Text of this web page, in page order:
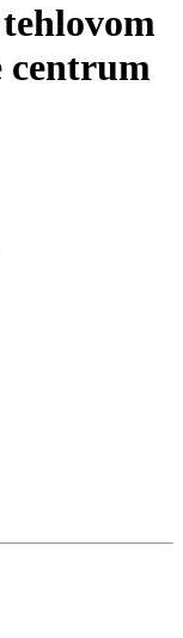
centrum